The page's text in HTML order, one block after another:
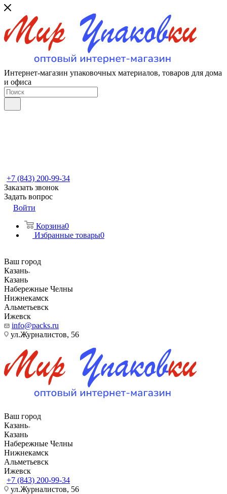
Интернет-магазин упаковочных материалов, товаров для дома
и офиса
+7 (843) 200-99-34
Заказать звонок
Задать вопрос
Войти
Корзина0
Избранные товары0
Ваш город
Казань
Казань
Набережные Челны
Нижнекамск
Альметьевск
Ижевск
info@packs.ru
ул.Журналистов, 56
Ваш город
Казань
Казань
Набережные Челны
Нижнекамск
Альметьевск
Ижевск
+7 (843) 200-99-34
ул.Журналистов, 56